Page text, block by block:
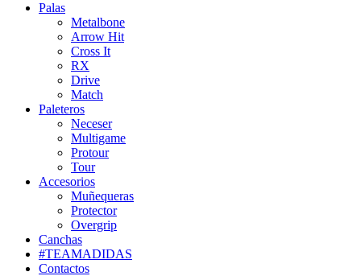
Palas
Metalbone
Arrow Hit
Cross It
RX
Drive
Match
Paleteros
Neceser
Multigame
Protour
Tour
Accesorios
Muñequeras
Protector
Overgrip
Canchas
#TEAMADIDAS
Contactos